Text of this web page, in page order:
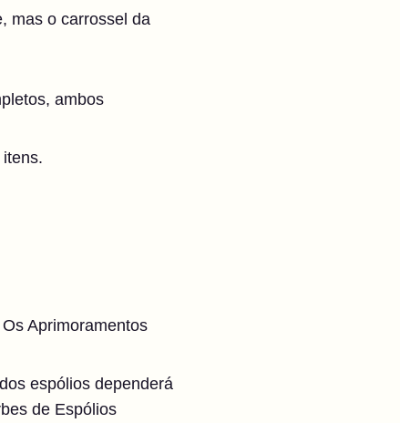
mas o carrossel da
ambos
Aprimoramentos
espólios dependerá
de Espólios